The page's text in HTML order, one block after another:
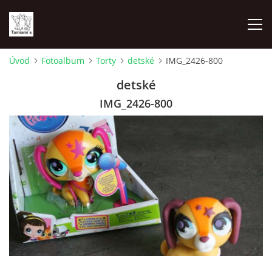
VRHY
NAŠI ŠAMPIÓNI
VÝSTAVY
Úvod Fotoalbum Torty detské IMG_2426-800
detské
IMG_2426-800